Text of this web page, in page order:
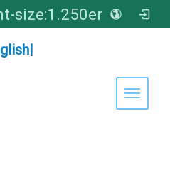
<span style="font-size:1.250em;"><strong>亚洲大学医学暨健康学院</strong></span>
|
Toggle